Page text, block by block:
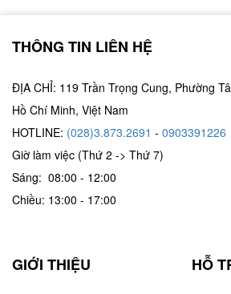
THÔNG TIN LIÊN HỆ
ĐỊA CHỈ: 119 Trần Trọng Cung, Phường
Hồ Chí Minh, Việt Nam
HOTLINE: (028)3.873.2691 - 0903391226
Giờ làm việc (Thứ 2 -> Thứ 7)
Sáng: 08:00 - 12:00
Chiều: 13:00 - 17:00
GIỚI THIỆU HỖ